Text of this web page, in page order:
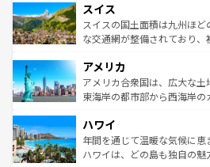
れる地方に足を運ぶとそれぞ
きるだろう。 なお、
を参照してほしい。
は、お酒好きな人にはぜひ体験してほ
ドイツ情報はコンテンツ一覧
リアごとに異なる魅力がある
ティー、ビール好きにはた
戦など、本場だからこそで
ンツ一覧を参照してほしい。
スイス
スイスの国土面積は九州ほ
な交通網が整備されており
の建物がそのまま残る町や、
博物館もあり、アルプス観光
ことができる。国民の所得
ば市内交通費無料で観光を楽しむ
着のスイス情報はコンテンツ
アメリカ
アメリカ合衆国は、広大な土
東海岸の都市部から西海岸
のような巨大都市は、観光、
ンメントが詰まった刺激的
西部には大自然が広がり、
ハワイ
年間を通じて温暖な気候に
ハワイは、どの島も独自の